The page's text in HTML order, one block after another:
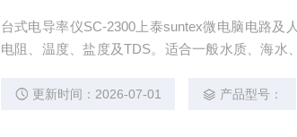
台式电导率仪SC-2300上泰suntex微电脑电路及
电阻、温度、盐度及TDS。适合一般水质、海水
更新时间：2026-07-01 产品型号：